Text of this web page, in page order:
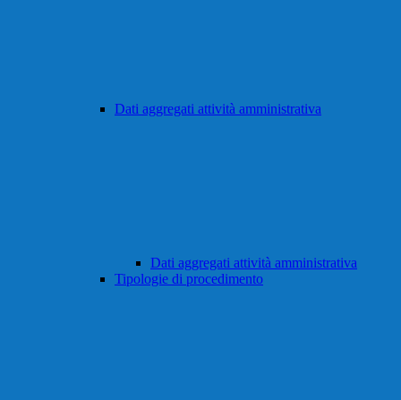
Dati aggregati attività amministrativa
Dati aggregati attività amministrativa
Tipologie di procedimento